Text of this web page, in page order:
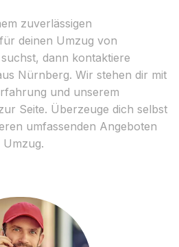
zuverlässigen
deinen Umzug von
dann kontaktiere
Nürnberg. Wir stehen dir mit
und unserem
Seite. Überzeuge dich selbst
umfassenden Angeboten